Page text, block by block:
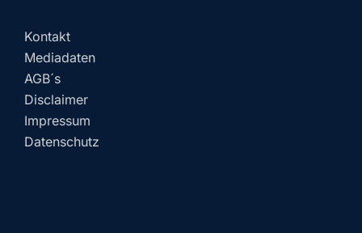
Kontakt
Mediadaten
AGB´s
Disclaimer
Impressum
Datenschutz